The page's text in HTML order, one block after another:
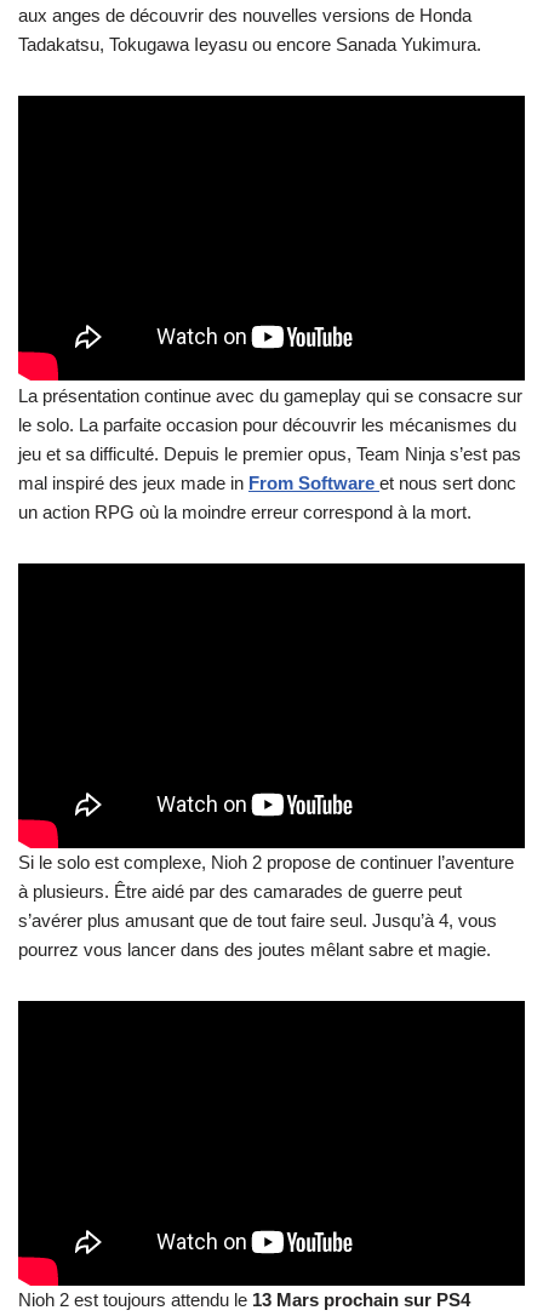
aux anges de découvrir des nouvelles versions de Honda
Tadakatsu, Tokugawa Ieyasu ou encore Sanada Yukimura.
La présentation continue avec du gameplay qui se consacre sur
le solo. La parfaite occasion pour découvrir les mécanismes du
jeu et sa difficulté. Depuis le premier opus, Team Ninja s’est pas
mal inspiré des jeux made in From Software et nous sert donc
un action RPG où la moindre erreur correspond à la mort.
Si le solo est complexe, Nioh 2 propose de continuer l’aventure
à plusieurs. Être aidé par des camarades de guerre peut
s’avérer plus amusant que de tout faire seul. Jusqu’à 4, vous
pourrez vous lancer dans des joutes mêlant sabre et magie.
Nioh 2 est toujours attendu le 13 Mars prochain sur PS4